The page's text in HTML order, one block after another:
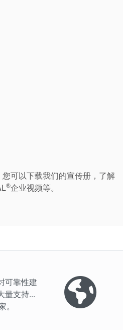
可以下载我们的宣传册，了解
®企业视频等。
可靠性建
量支持...